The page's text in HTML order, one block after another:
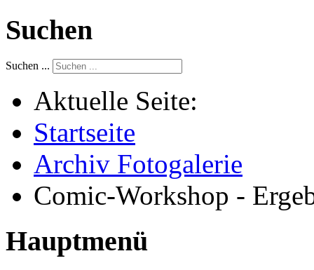
Suchen
Suchen ...
Aktuelle Seite:
Startseite
Archiv Fotogalerie
Comic-Workshop -
Hauptmenü